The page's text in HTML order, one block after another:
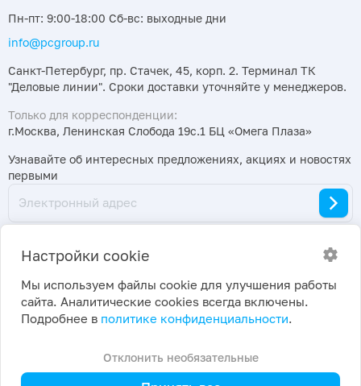
Пн-пт: 9:00-18:00 Сб-вс: выходные дни
info@pcgroup.ru
Санкт-Петербург, пр. Стачек, 45, корп. 2. Терминал ТК
"Деловые линии". Сроки доставки уточняйте у менеджеров.
Только для корреспонденции:
г.Москва, Ленинская Слобода 19с.1 БЦ «Омега Плаза»
Узнавайте об интересных предложениях, акциях и новостях
первыми
2026 ©
ПраймКемикалсГрупп
Политика конфиденциальности
Настройки cookie
Настройки cookie
Мы используем файлы cookie для улучшения работы
сайта. Аналитические cookies всегда включены.
Подробнее в политике конфиденциальности.
Отклонить необязательные